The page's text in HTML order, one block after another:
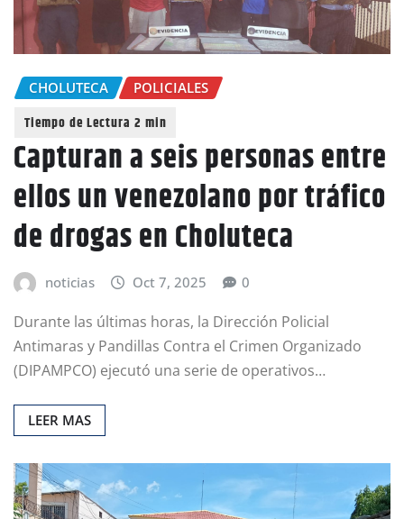
CHOLUTECA POLICIALES
Capturan a seis personas entre
ellos un venezolano por tráfico
de drogas en Choluteca
noticias Oct 7, 2025 0
Durante las últimas horas, la Dirección Policial
Antimaras y Pandillas Contra el Crimen Organizado
(DIPAMPCO) ejecutó una serie de operativos…
LEER MAS